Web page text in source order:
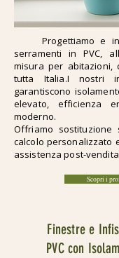
Progettiamo e
serramenti in PVC,
misura per abitazioni,
tutta Italia.I nostri
garantiscono
elevato, efficienza
moderno.
Offriamo sostituzione
calcolo personalizzato
assistenza post-
Scopri i
Finestre e
PVC con